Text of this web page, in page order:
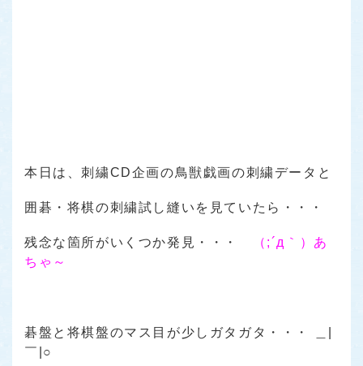
本日は、刺繍CD企画の鳥獣戯画の刺繍データと
囲碁・将棋の刺繍試し縫いを見ていたら・・・
残念な箇所がいくつか発見・・・
（;´д｀）あ
ちゃ～
碁盤と将棋盤のマス目が少しガタガタ・・・ ＿|
￣|○